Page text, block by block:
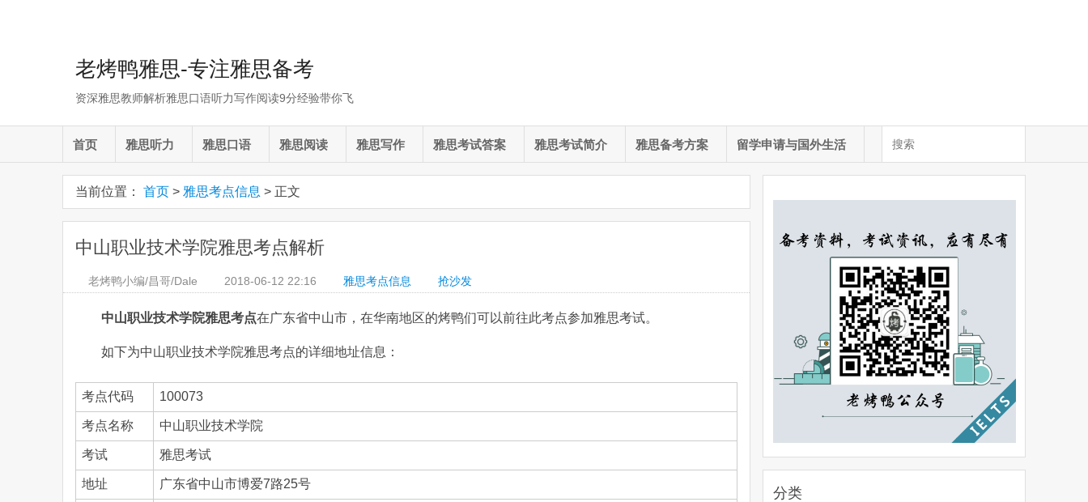
老烤鸭雅思-专注雅思备考
资深雅思教师解析雅思口语听力写作阅读9分经验带你飞
首页 雅思听力 雅思口语 雅思阅读 雅思写作 雅思考试答案 雅思考试简介 雅思备考方案 留学申请与国外生活
当前位置： 首页 > 雅思考点信息 > 正文
中山职业技术学院雅思考点解析
老烤鸭小编/昌哥/Dale 2018-06-12 22:16 雅思考点信息 抢沙发
中山职业技术学院雅思考点在广东省中山市，在华南地区的烤鸭们可以前往此考点参加雅思考试。
如下为中山职业技术学院雅思考点的详细地址信息：
考点代码 100073
考点名称 中山职业技术学院
考试 雅思考试
地址 广东省中山市博爱7路25号
分类